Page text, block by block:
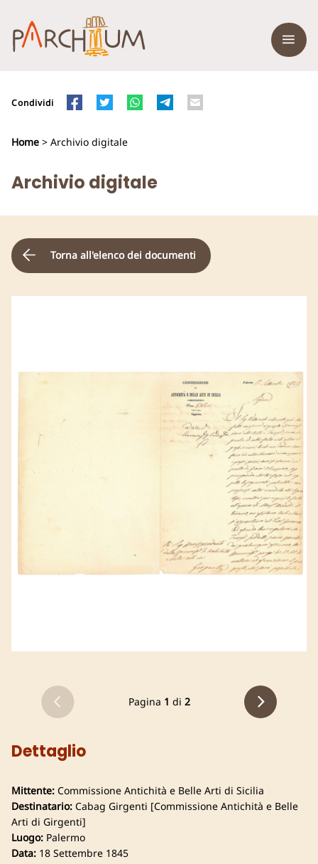
Condividi
Home > Archivio digitale
Archivio digitale
Torna all'elenco dei documenti
Pagina 1 di 2
Dettaglio
Mittente: Commissione Antichità e Belle Arti di Sicilia
Destinatario: Cabag Girgenti [Commissione Antichità e Belle
Arti di Girgenti]
Luogo: Palermo
Data: 18 Settembre 1845